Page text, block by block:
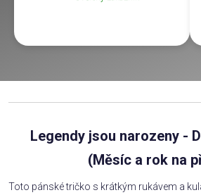
Legendy jsou narozeny -
(Měsíc a rok na
Toto pánské tričko s krátkým rukávem a